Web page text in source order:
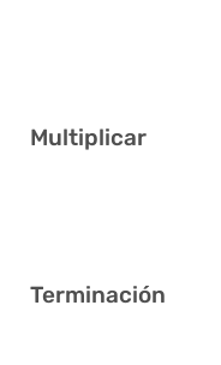
Multiplicar
Terminación